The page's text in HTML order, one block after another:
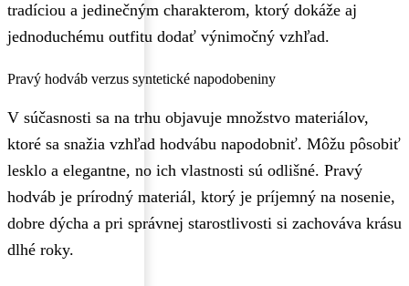
tradíciou a jedinečným charakterom, ktorý dokáže aj
jednoduchému outfitu dodať výnimočný vzhľad.
Pravý hodváb verzus syntetické napodobeniny
V súčasnosti sa na trhu objavuje množstvo materiálov,
ktoré sa snažia vzhľad hodvábu napodobniť. Môžu pôsobiť
lesklo a elegantne, no ich vlastnosti sú odlišné. Pravý
hodváb je prírodný materiál, ktorý je príjemný na nosenie,
dobre dýcha a pri správnej starostlivosti si zachováva krásu
dlhé roky.